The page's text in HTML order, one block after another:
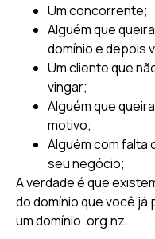
Um concorrente;
Alguém que
domínio e depois
Um cliente que
vingar;
Alguém que
motivo;
Alguém com falta
seu negócio;
A verdade é que
do domínio que você
um domínio .org.nz.